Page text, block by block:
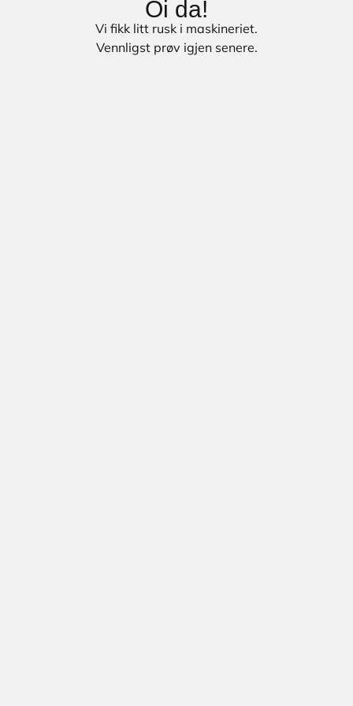
Oi da!
Vi fikk litt rusk i maskineriet.
Vennligst prøv igjen senere.